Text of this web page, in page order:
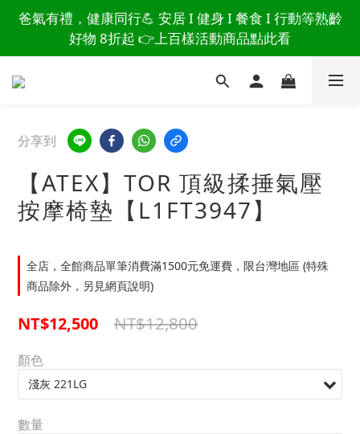
讀懂爸爸總說「不用買」的堅強 👉 3大生活貼心巧
思，找回他的生活主導權
爸氣有禮，健康同行💪 安居 I 健身 I 餐食 I 行動等熟齡
好物 8折起 👉上百樣活動商品點此看
讀懂爸爸總說「不用買」的堅強 👉 3大生活貼心巧
思，找回他的生活主導權
分享到
【ATEX】TOR 頂級揉捶氣壓
按摩椅墊【L1FT3947】
全店，全館商品單筆消費滿1500元免運費，限台灣地區 (特殊
商品除外，另見網頁說明)
NT$12,500 NT$12,800
顏色
數量